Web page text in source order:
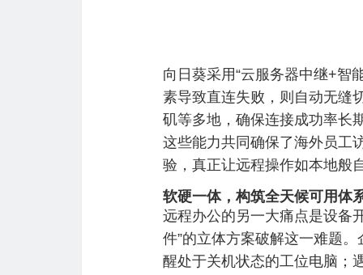
向日葵采用“云服务器中继+智
素导致直连失败，则自动无缝
矶等多地，确保连接成功率长
这些能力共同确保了海外员工
验，真正让远程操作如本地般
软硬一体，构筑全天候可用体
远程办公的另一大痛点是设备
件”的立体方案破解这一难题
醒处于关机状态的工位电脑；